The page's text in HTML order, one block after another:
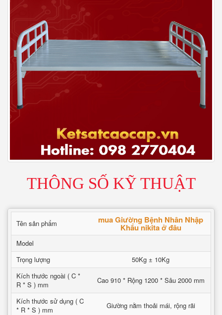
THÔNG SỐ KỸ THUẬT
Tên sản phẩm mua Giường Bệnh Nhân Nhập
Khẩu nikita ở đâu
Model
Trọng lượng
50Kg ± 10Kg
Kích thước ngoài ( C *
R * S ) mm
Cao 910 * Rộng 1200 * Sâu 2000 mm
Kích thước sử dụng ( C
* R * S ) mm
Giường nằm thoải mái, rộng rãi